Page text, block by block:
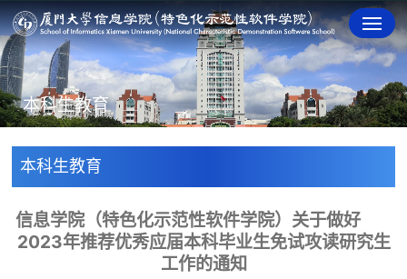
本科生教育
本科生教育
信息学院（特色化示范性软件学院）关于做好
2023年推荐优秀应届本科毕业生免试攻读研究生
工作的通知